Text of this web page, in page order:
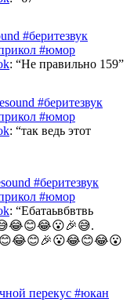
#беритезвук
#юмор
: “Не правильно 159”
#беритезвук
#юмор
: “так ведь этот
#беритезвук
#юмор
: “Ебатаьвбвтвь
перекус #юкан